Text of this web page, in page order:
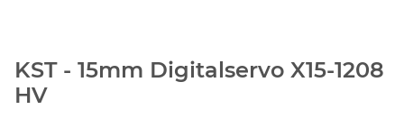
KST - 15mm Digitalservo X15-1208
HV